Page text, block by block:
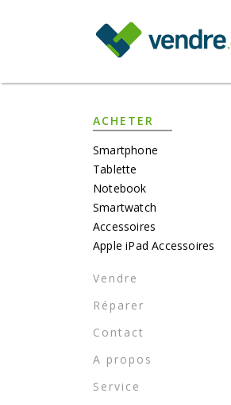
ACHETER
Smartphone
Tablette
Notebook
Smartwatch
Accessoires
Apple iPad Accessoires
Vendre
Réparer
Contact
A propos
Service